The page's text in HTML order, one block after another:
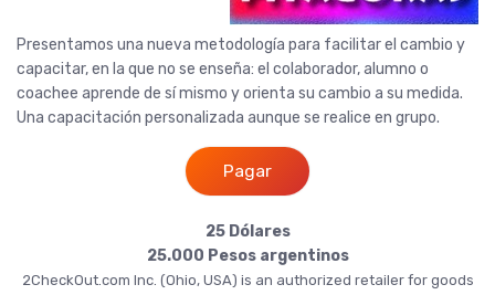
Presentamos una nueva metodología para facilitar el cambio y
capacitar, en la que no se enseña: el colaborador, alumno o
coachee aprende de sí mismo y orienta su cambio a su medida.
Una capacitación personalizada aunque se realice en grupo.
Pagar
25 Dólares
25.000 Pesos argentinos
2CheckOut.com Inc. (Ohio, USA) is an authorized retailer for goods